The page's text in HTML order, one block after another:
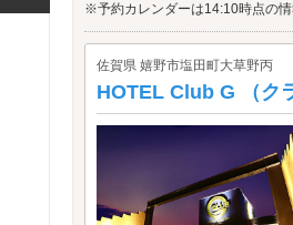
ートスポット周辺のホテルをチェ
※予約カレンダーは14:10時点の
佐賀県 嬉野市塩田町大草野丙
HOTEL Club G （ク